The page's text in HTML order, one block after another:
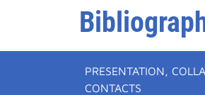
PRESENTATION,
CONTACTS